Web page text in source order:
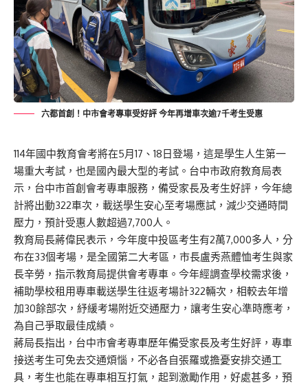
六都首創！中市會考專車受好評 今年再增車次逾7千考生受惠
114年國中教育會考將在5月17、18日登場，這是學生人生第一
場重大考試，也是國內最大型的考試。台中市政府教育局表
示，台中市首創會考專車服務，備受家長及考生好評，今年總
計將出動322車次，載送學生安心至考場應試，減少交通時間
壓力，預計受惠人數超過7,700人。
教育局長蔣偉民表示，今年度中投區考生有2萬7,000多人，分
布在33個考場，是全國第二大考區，市長盧秀燕體恤考生與家
長辛勞，指示教育局提供會考專車。今年經調查學校需求後，
補助學校租用專車載送學生往返考場計322輛次，相較去年增
加30餘部次，紓緩考場附近交通壓力，讓考生安心準時應考，
為自己爭取最佳成績。
蔣局長指出，台中市會考專車歷年備受家長及考生好評，專車
接送考生可免去交通煩惱，不必各自張羅或擔憂安排交通工
具，考生也能在專車相互打氣，起到激勵作用，好處甚多，預